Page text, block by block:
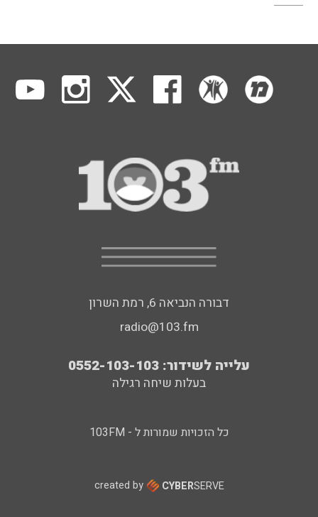
דבורה הנביאה 6, רמת השרון
radio@103.fm
עלייה לשידור: 0552-103-103
בעלות שיחה רגילה
כל הזכויות שמורות ל - 103FM
created by CYBERSERVE